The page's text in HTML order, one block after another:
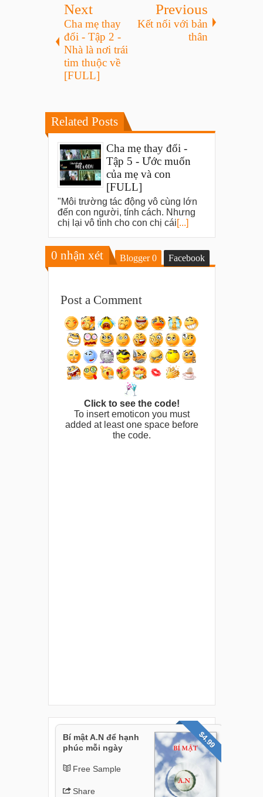
Next
Cha mẹ thay
đổi - Tập 2 -
Nhà là nơi trái
tim thuộc về
[FULL]
Previous
Kết nối với bản
thân
Related Posts
Cha mẹ thay đổi -
Tập 5 - Ước muốn
của mẹ và con
[FULL]
"Môi trường tác động vô cùng lớn
đến con người, tính cách. Nhưng
chị lại vô tình cho con chị cái[...]
0 nhận xét Blogger0 Facebook
Post a Comment
Click to see the code!
To insert emoticon you must
added at least one space before
the code.
$4.99
Bí mật A.N để hạnh
phúc mỗi ngày
Free Sample
Share